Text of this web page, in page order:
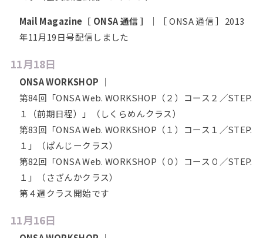
Mail Magazine［ ONSA 通信 ］
｜［ ONSA 通信 ］2013
年11月19日号配信しました
11月18日
ONSA WORKSHOP ｜
第84回「ONSA Web. WORKSHOP（２）コース２／STEP.
１（前期日程）」（しくらめんクラス）
第83回「ONSA Web. WORKSHOP（１）コース１／STEP.
１」（ぱんじークラス）
第82回「ONSA Web. WORKSHOP（０）コース０／STEP.
１」（さざんかクラス）
第４週クラス開始です
11月16日